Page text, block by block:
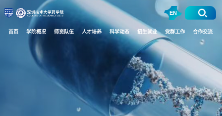
首页 学院概况 师资队伍 人才培养 科学动态 招生就业 党群工作 合作交流
EN